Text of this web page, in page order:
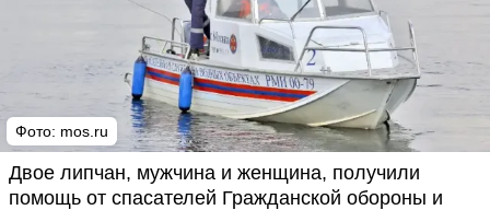
Фото: mos.ru
Двое липчан, мужчина и женщина, получили
помощь от спасателей Гражданской обороны и